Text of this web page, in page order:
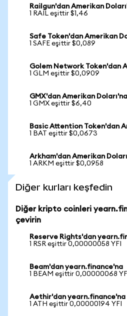
Railgun'dan Amerikan
1 RAIL eşittir $1,46
Safe Token'dan Amerikan
1 SAFE eşittir $0,089
Golem Network Token'dan
1 GLM eşittir $0,0909
GMX'dan Amerikan Doları'na
1 GMX eşittir $6,40
Basic Attention Token'dan
1 BAT eşittir $0,0673
Arkham'dan Amerikan
1 ARKM eşittir $0,0958
Diğer kurları keşfedin
Diğer kripto coinleri
çevirin
Reserve Rights'dan
1 RSR eşittir 0,00000058 YFI
Beam'dan yearn.finance'na
1 BEAM eşittir 0,00000068 YFI
Aethir'dan yearn.finance'na
1 ATH eşittir 0,00000194 YFI